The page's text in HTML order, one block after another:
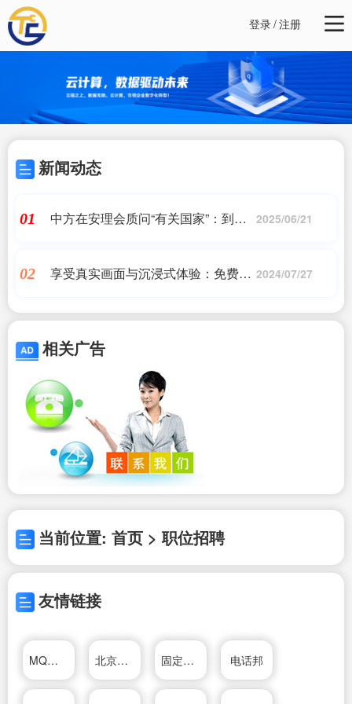
登录/注册
新闻动态
01
中方在安理会质问“有关国家”：到底
2025/06/21
02
享受真实画面与沉浸式体验：免费写 2024/07/27
相关广告
当前位置: 首页 > 职位招聘
友情链接
MQ名气厨房电器 北京家电维修网 固定电话号码查询 电话邦